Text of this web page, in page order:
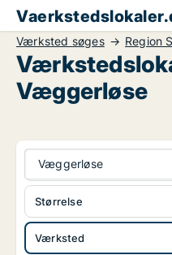
Værksted søges Region
Væggerløse
Væggerløse
Værksted
Størrelse